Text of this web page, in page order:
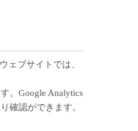
ェブサイトでは、
。Google Analytics
確認ができます。